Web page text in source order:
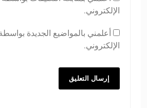
الإلكتروني.
أعلمني بالمواضيع الجديدة بواسطة
الإلكتروني.